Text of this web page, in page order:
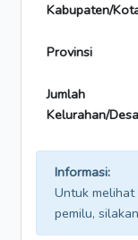
Kabupaten/
Provinsi
Jumlah
Kelurahan/Desa
Informasi:
Untuk
pemilu, silakan